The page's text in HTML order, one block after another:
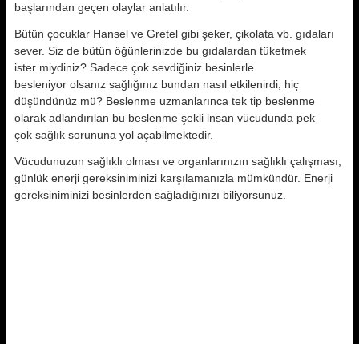
başlarından geçen olaylar anlatılır.
Bütün çocuklar Hansel ve Gretel gibi şeker, çikolata vb. gıdaları
sever. Siz de bütün öğünlerinizde bu gıdalardan tüketmek
ister miydiniz? Sadece çok sevdiğiniz besinlerle
besleniyor olsanız sağlığınız bundan nasıl etkilenirdi, hiç
düşündünüz mü? Beslenme uzmanlarınca tek tip beslenme
olarak adlandırılan bu beslenme şekli insan vücudunda pek
çok sağlık sorununa yol açabilmektedir.
Vücudunuzun sağlıklı olması ve organlarınızın sağlıklı çalışması,
günlük enerji gereksiniminizi karşılamanızla mümkündür. Enerji
gereksiniminizi besinlerden sağladığınızı biliyorsunuz.